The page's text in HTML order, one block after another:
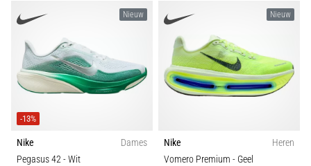
Nieuw
-13%
Nike
Dames
Pegasus 42- Wit
Nieuw
Nike
Heren
Vomero Premium - Geel